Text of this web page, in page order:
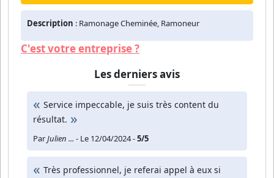
Description : Ramonage Cheminée, Ramoneur
C'est votre entreprise ?
Les derniers avis
Service impeccable, je suis très content du
résultat.
ParJulien ... - Le 12/04/2024 -5/5
Très professionnel, je referai appel à eux si